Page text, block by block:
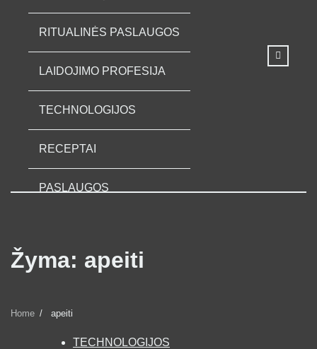
RITUALINĖS PASLAUGOS
LAIDOJIMO PROFESIJA
TECHNOLOGIJOS
RECEPTAI
PASLAUGOS
Žyma: apeiti
Home apeiti
TECHNOLOGIJOS